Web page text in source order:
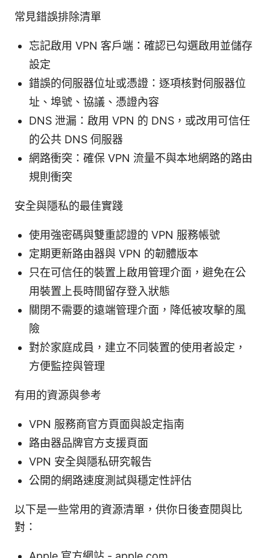
常見錯誤排除清單
忘記啟用 VPN 客戶端：確認已勾選啟用並儲存
設定
錯誤的伺服器位址或憑證：逐項核對伺服器位
址、埠號、協議、憑證內容
DNS 泄漏：啟用 VPN 的 DNS，或改用可信任
的公共 DNS 伺服器
網路衝突：確保 VPN 流量不與本地網路的路由
規則衝突
安全與隱私的最佳實踐
使用強密碼與雙重認證的 VPN 服務帳號
定期更新路由器與 VPN 的韌體版本
只在可信任的裝置上啟用管理介面，避免在公
用裝置上長時間留存登入狀態
關閉不需要的遠端管理介面，降低被攻擊的風
險
對於家庭成員，建立不同裝置的使用者設定，
方便監控與管理
有用的資源與參考
VPN 服務商官方頁面與設定指南
路由器品牌官方支援頁面
VPN 安全與隱私研究報告
公開的網路速度測試與穩定性評估
以下是一些常用的資源清單，供你日後查閱與比
對：